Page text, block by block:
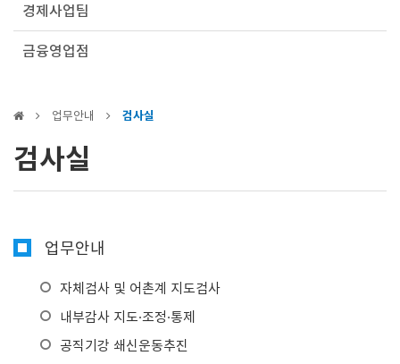
경제사업팀
금융영업점
업무안내 검사실
검사실
업무안내
자체검사 및 어촌계 지도검사
내부감사 지도·조정·통제
공직기강 쇄신운동추진